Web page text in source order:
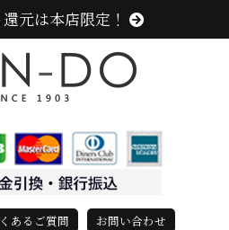
元は本店限定！
あるご質問 お問い合わせ